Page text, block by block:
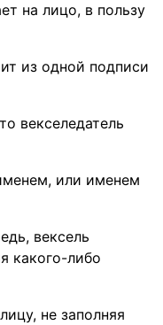
на лицо, в пользу
из одной подписи
векселедатель
или именем
вексель
какого-либо
не заполняя